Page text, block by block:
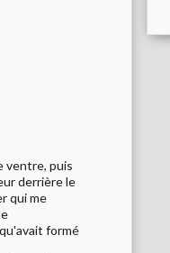
ventre, puis
derrière le
qui me
formé